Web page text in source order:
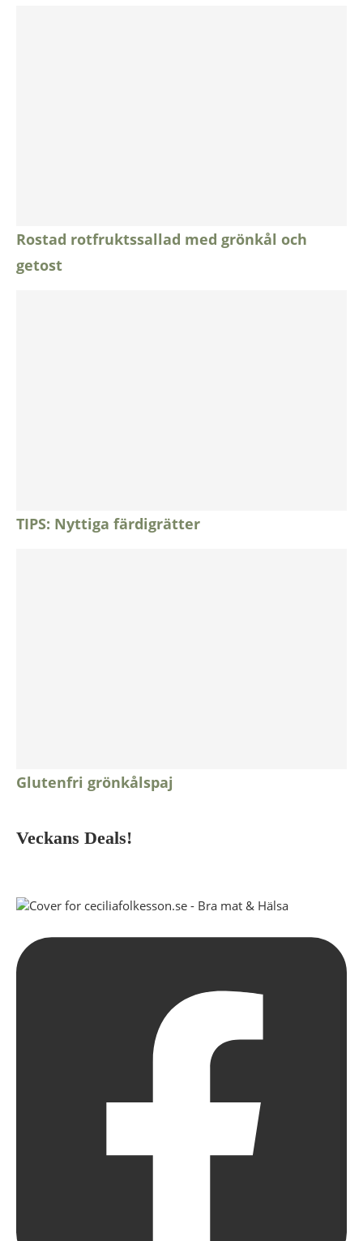
Rostad rotfruktssallad med grönkål och
getost
TIPS: Nyttiga färdigrätter
Glutenfri grönkålspaj
Veckans Deals!